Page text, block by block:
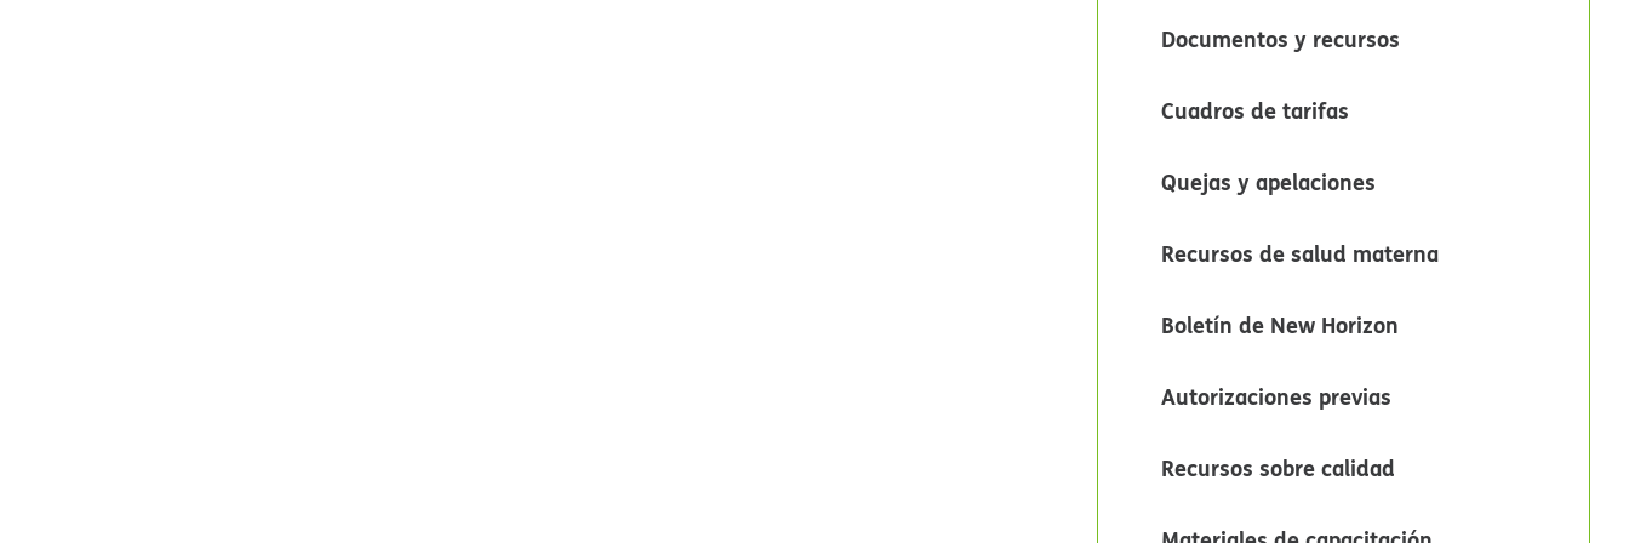
Documentos y recursos​​
Cuadros de tarifas​​
Quejas y apelaciones​​
Recursos de salud materna​​
Boletín de New Horizon​​
Autorizaciones previas​​
Recursos sobre calidad​​